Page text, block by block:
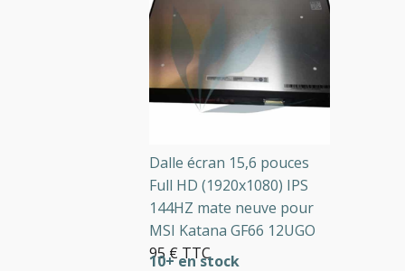
10+ en stock
Dalle écran 15,6 pouces
Full HD (1920x1080) IPS
144HZ mate neuve pour
MSI Katana GF66 12UGO
95 € TTC